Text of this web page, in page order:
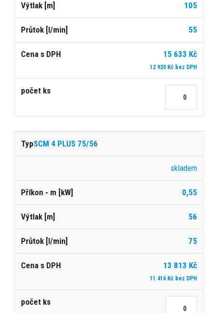
105
55
15 633 Kč
12 920 Kč bez DPH
SCM 4 PLUS 75/56
skladem
0,55
56
75
13 813 Kč
11 416 Kč bez DPH